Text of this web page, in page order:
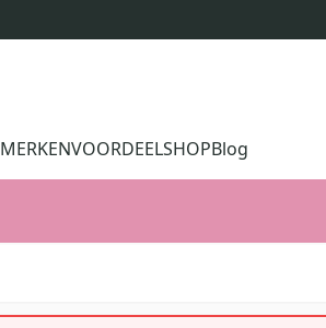
MERKENVOORDEELSHOPBlog